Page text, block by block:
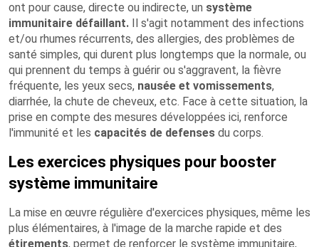
ont pour cause, directe ou indirecte, un système
immunitaire défaillant. Il s'agit notamment des infections
et/ou rhumes récurrents, des allergies, des problèmes de
santé simples, qui durent plus longtemps que la normale, ou
qui prennent du temps à guérir ou s'aggravent, la fièvre
fréquente, les yeux secs, nausée et vomissements,
diarrhée, la chute de cheveux, etc. Face à cette situation, la
prise en compte des mesures développées ici, renforce
l'immunité et les capacités de defenses du corps.
Les exercices physiques pour booster
système immunitaire
La mise en œuvre régulière d'exercices physiques, même les
plus élémentaires, à l'image de la marche rapide et des
étirements, permet de renforcer le système immunitaire,